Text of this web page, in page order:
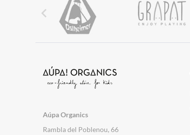

Aúpa Organics
Rambla del Poblenou, 66